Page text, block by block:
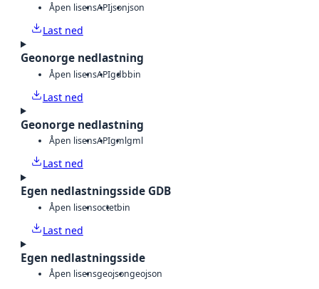
Åpen lisensAPIjsonjson
Last ned
Geonorge nedlastning
Åpen lisensAPIgdbbin
Last ned
Geonorge nedlastning
Åpen lisensAPIgmlgml
Last ned
Egen nedlastningsside GDB
Åpen lisensoctetbin
Last ned
Egen nedlastningsside
Åpen lisensgeojsongeojson